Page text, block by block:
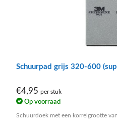
Schuurpad grijs 320-600
€4,95 per stuk
Op voorraad
Schuurdoek met een korrelgrootte